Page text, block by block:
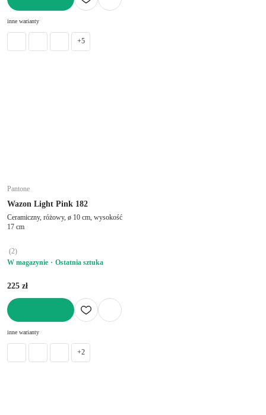
inne warianty
+5
Pantone
Wazon Light Pink 182
Ceramiczny, różowy, ø 10 cm, wysokość
17 cm
(2)
W magazynie
Ostatnia sztuka
225 zł
inne warianty
+2